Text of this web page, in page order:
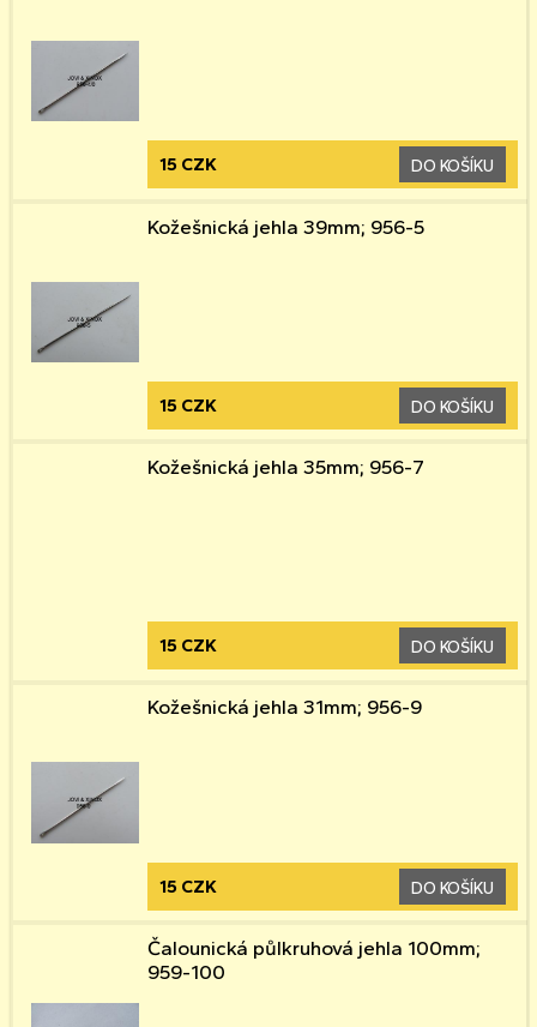
15 CZK DO KOŠÍKU
Kožešnická jehla 39mm; 956-5
15 CZK DO KOŠÍKU
Kožešnická jehla 35mm; 956-7
15 CZK DO KOŠÍKU
Kožešnická jehla 31mm; 956-9
15 CZK DO KOŠÍKU
Čalounická půlkruhová jehla 100mm;
959-100